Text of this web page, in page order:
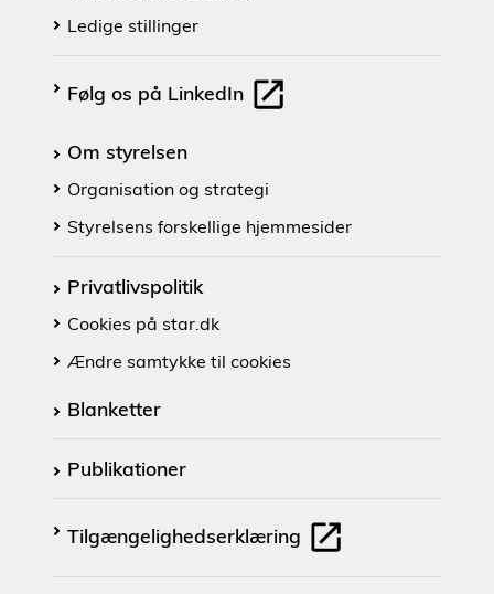
Ledige stillinger
Følg os på LinkedIn
Om styrelsen
Organisation og strategi
Styrelsens forskellige hjemmesider
Privatlivspolitik
Cookies på star.dk
Ændre samtykke til cookies
Blanketter
Publikationer
Tilgængelighedserklæring